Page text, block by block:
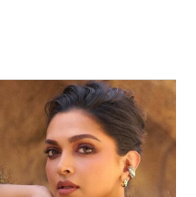
Next Article